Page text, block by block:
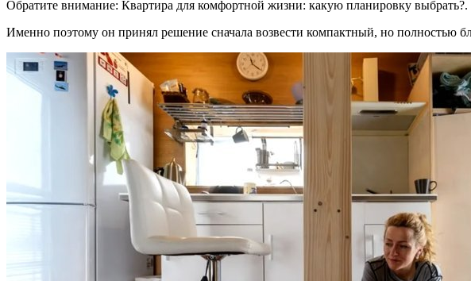
Обратите внимание: Квартира для комфортной жизни: какую планировку выбрать?.
Именно поэтому он принял решение сначала возвести компактный, но полностью